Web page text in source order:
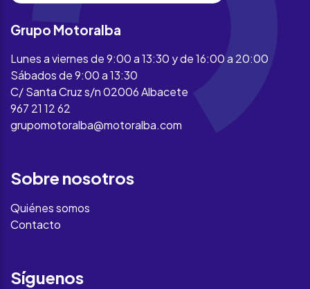
Grupo Motoralba
Lunes a viernes de 9:00 a 13:30 y de 16:00 a 20:00
Sábados de 9:00 a 13:30
C/ Santa Cruz s/n 02006 Albacete
967 21 12 62
grupomotoralba@motoralba.com
Sobre nosotros
Quiénes somos
Contacto
Síguenos